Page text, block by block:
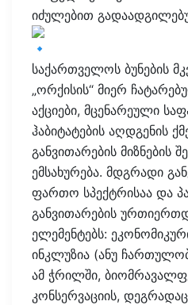
იძულებით
საქართველოს ბუნების
„ორქისის“ მიერ
აქციები, მცენარეული
ჰაბიტატების აღდგენის
განვითარების მიზნების
ემსახურება. მდგრადი
ფართო სპექტრისაა და
განვითარების
ელემენტებს:
ინკლუზია (ანუ
ამ ჭრილში,
კონსერვაციის,